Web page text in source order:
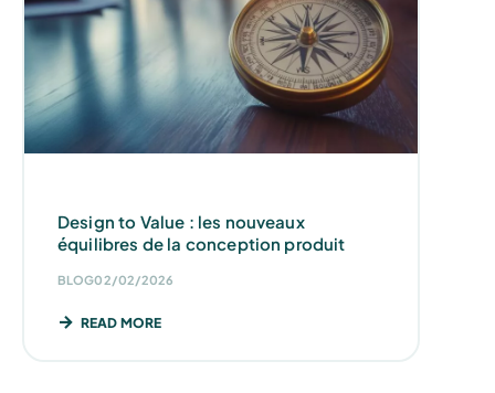
Design to Value : les nouveaux
équilibres de la conception produit
BLOG02/02/2026
READ MORE